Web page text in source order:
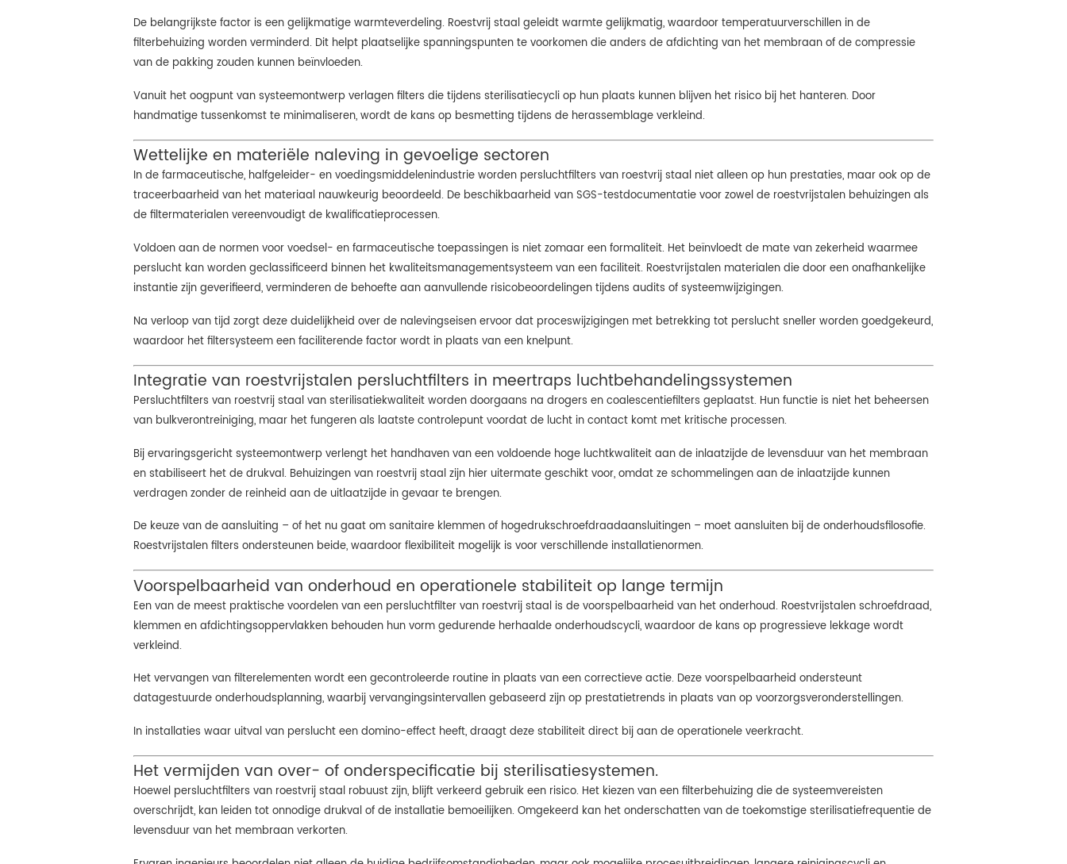
De belangrijkste factor is een gelijkmatige warmteverdeling. Roestvrij staal geleidt warmte gelijkmatig, waardoor temperatuurverschillen in de
filterbehuizing worden verminderd. Dit helpt plaatselijke spanningspunten te voorkomen die anders de afdichting van het membraan of de compressie
van de pakking zouden kunnen beïnvloeden.
Vanuit het oogpunt van systeemontwerp verlagen filters die tijdens sterilisatiecycli op hun plaats kunnen blijven het risico bij het hanteren. Door
handmatige tussenkomst te minimaliseren, wordt de kans op besmetting tijdens de herassemblage verkleind.
Wettelijke en materiële naleving in gevoelige sectoren
In de farmaceutische, halfgeleider- en voedingsmiddelenindustrie worden persluchtfilters van roestvrij staal niet alleen op hun prestaties, maar ook op de
traceerbaarheid van het materiaal nauwkeurig beoordeeld. De beschikbaarheid van SGS-testdocumentatie voor zowel de roestvrijstalen behuizingen als
de filtermaterialen vereenvoudigt de kwalificatieprocessen.
Voldoen aan de normen voor voedsel- en farmaceutische toepassingen is niet zomaar een formaliteit. Het beïnvloedt de mate van zekerheid waarmee
perslucht kan worden geclassificeerd binnen het kwaliteitsmanagementsysteem van een faciliteit. Roestvrijstalen materialen die door een onafhankelijke
instantie zijn geverifieerd, verminderen de behoefte aan aanvullende risicobeoordelingen tijdens audits of systeemwijzigingen.
Na verloop van tijd zorgt deze duidelijkheid over de nalevingseisen ervoor dat proceswijzigingen met betrekking tot perslucht sneller worden goedgekeurd,
waardoor het filtersysteem een ​​faciliterende factor wordt in plaats van een knelpunt.
Integratie van roestvrijstalen persluchtfilters in meertraps luchtbehandelingssystemen
Persluchtfilters van roestvrij staal van sterilisatiekwaliteit worden doorgaans na drogers en coalescentiefilters geplaatst. Hun functie is niet het beheersen
van bulkverontreiniging, maar het fungeren als laatste controlepunt voordat de lucht in contact komt met kritische processen.
Bij ervaringsgericht systeemontwerp verlengt het handhaven van een voldoende hoge luchtkwaliteit aan de inlaatzijde de levensduur van het membraan
en stabiliseert het de drukval. Behuizingen van roestvrij staal zijn hier uitermate geschikt voor, omdat ze schommelingen aan de inlaatzijde kunnen
verdragen zonder de reinheid aan de uitlaatzijde in gevaar te brengen.
De keuze van de aansluiting – of het nu gaat om sanitaire klemmen of hogedrukschroefdraadaansluitingen – moet aansluiten bij de onderhoudsfilosofie.
Roestvrijstalen filters ondersteunen beide, waardoor flexibiliteit mogelijk is voor verschillende installatienormen.
Voorspelbaarheid van onderhoud en operationele stabiliteit op lange termijn
Een van de meest praktische voordelen van een persluchtfilter van roestvrij staal is de voorspelbaarheid van het onderhoud. Roestvrijstalen schroefdraad,
klemmen en afdichtingsoppervlakken behouden hun vorm gedurende herhaalde onderhoudscycli, waardoor de kans op progressieve lekkage wordt
verkleind.
Het vervangen van filterelementen wordt een gecontroleerde routine in plaats van een correctieve actie. Deze voorspelbaarheid ondersteunt
datagestuurde onderhoudsplanning, waarbij vervangingsintervallen gebaseerd zijn op prestatietrends in plaats van op voorzorgsveronderstellingen.
In installaties waar uitval van perslucht een domino-effect heeft, draagt ​​deze stabiliteit direct bij aan de operationele veerkracht.
Het vermijden van over- of onderspecificatie bij sterilisatiesystemen.
Hoewel persluchtfilters van roestvrij staal robuust zijn, blijft verkeerd gebruik een risico. Het kiezen van een filterbehuizing die de systeemvereisten
overschrijdt, kan leiden tot onnodige drukval of de installatie bemoeilijken. Omgekeerd kan het onderschatten van de toekomstige sterilisatiefrequentie de
levensduur van het membraan verkorten.